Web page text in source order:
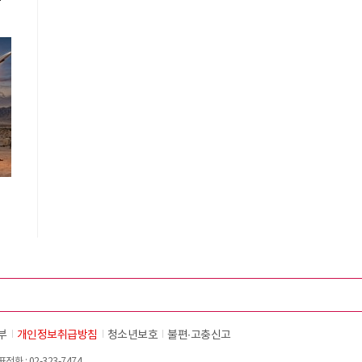
개인정보취급방침 청소년보호 불편∙고충신고